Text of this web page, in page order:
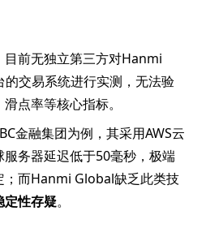
目前无独立第三方对Hanmi
交易系统进行实测，无法验
点率等核心指标。
金融集团为例，其采用AWS云
务器延迟低于50毫秒，极端
；而Hanmi Global缺乏此类技
定性存疑。